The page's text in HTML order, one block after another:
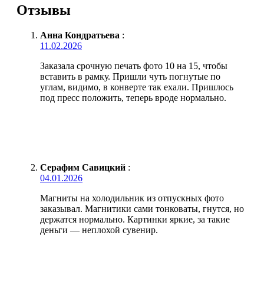
Отзывы
Анна Кондратьева :
11.02.2026
Заказала срочную печать фото 10 на 15, чтобы
вставить в рамку. Пришли чуть погнутые по
углам, видимо, в конверте так ехали. Пришлось
под пресс положить, теперь вроде нормально.
Серафим Савицкий :
04.01.2026
Магниты на холодильник из отпускных фото
заказывал. Магнитики сами тонковаты, гнутся, но
держатся нормально. Картинки яркие, за такие
деньги — неплохой сувенир.